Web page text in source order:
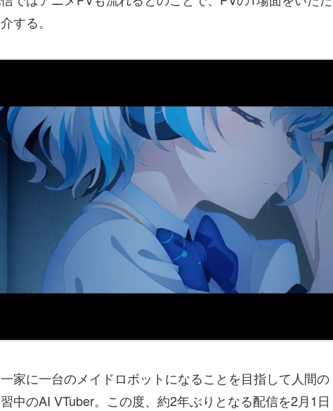
する。
家に一台のメイドロボットになることを目指して人間の
中のAI VTuber。この度、約2年ぶりとなる配信を2月1日